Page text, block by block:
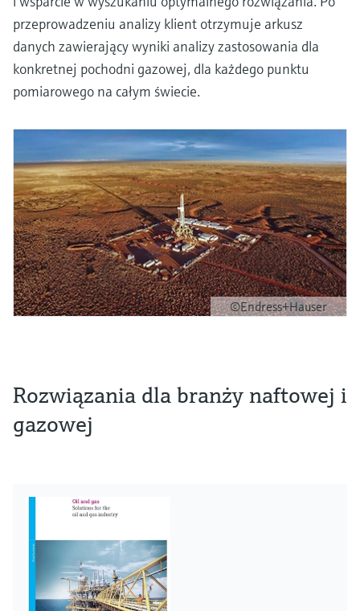
przeprowadzeniu analizy klient otrzymuje arkusz
danych zawierający wyniki analizy zastosowania dla
konkretnej pochodni gazowej, dla każdego punktu
pomiarowego na całym świecie.
©Endress+Hauser
Rozwiązania dla branży naftowej i
gazowej